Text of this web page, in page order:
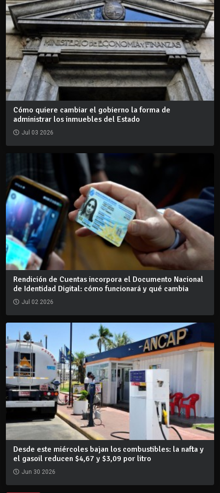
Cómo quiere cambiar el gobierno la forma de
administrar los inmuebles del Estado
Jul 03 2026
Rendición de Cuentas incorpora el Documento Nacional
de Identidad Digital: cómo funcionará y qué cambia
Jul 02 2026
Desde este miércoles bajan los combustibles: la nafta y
el gasoil reducen $4,67 y $3,09 por litro
Jun 30 2026